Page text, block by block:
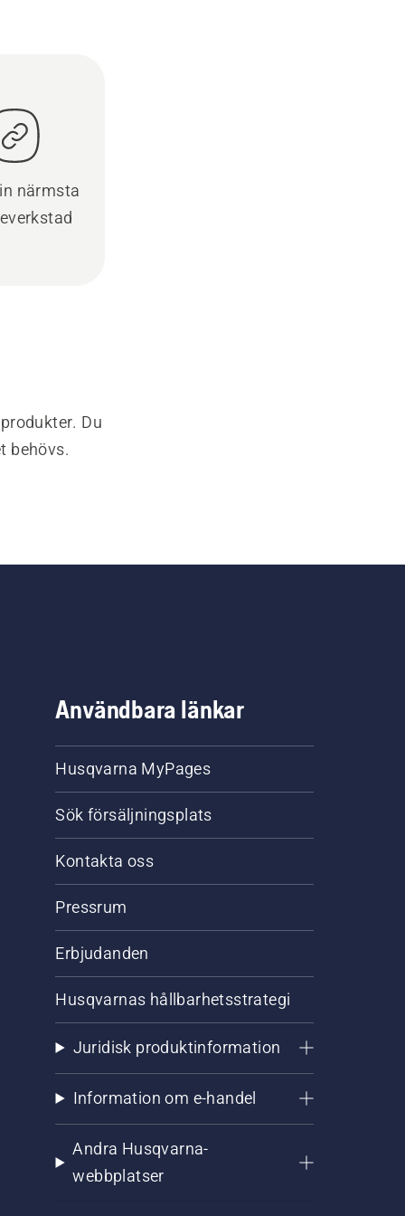
närmsta
Du
behövs.
Användbara länkar
Husqvarna MyPages
Sök försäljningsplats
Kontakta oss
Pressrum
Erbjudanden
Husqvarnas hållbarhetsstrategi
Juridisk produktinformation
Information om e-handel
Andra Husqvarna-
webbplatser